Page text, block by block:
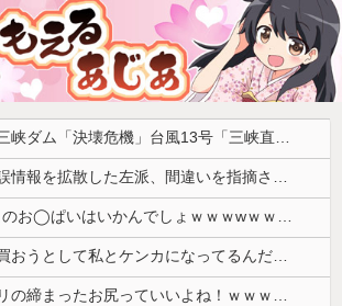
中国「大洪水！」三峡ダム「決壊危機」台風13号「三峡直撃確定」日本「最も強い勢力で接近！（伊勢湾台風級」台風13号と15号「中国本土でぶつかり合う（前代未聞」→
防弾ガラスの件で誤情報を拡散した左派、間違いを指摘されても頑として認めなかった結果……
【画像】 16歳でこのお◯ぱいはいかんでしょｗｗｗwｗｗｗｗｗｗｗｗ❤
彼氏が『この車』買おうとして私とケンカになってるんだけどｗｗｗｗｗｗ
【画像】日焼け口リの締まったお尻っていいよね！ｗｗｗｗｗ